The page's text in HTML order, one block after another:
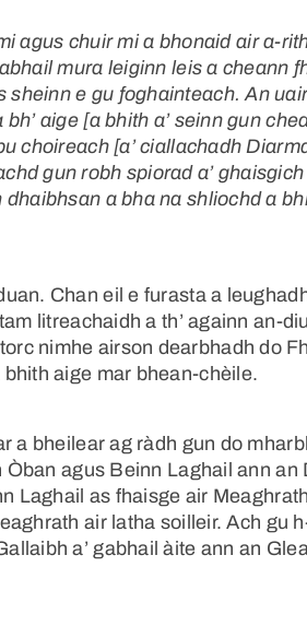
agus chuir mi a bhonaid air a-
mura leiginn leis a cheann
e gu foghainteach. An
aige [a bhith a’ seinn gun
choireach [a’ ciallachadh
gun robh spiorad a’
a bha na shliochd a
Chan eil e furasta a
litreachaidh a th’ againn an-
nimhe airson dearbhadh do
aige mar bhean-chèile.
a bheilear ag ràdh gun do
agus Beinn Laghail ann an
Laghail as fhaisge air
air latha soilleir. Ach gu
a’ gabhail àite ann an